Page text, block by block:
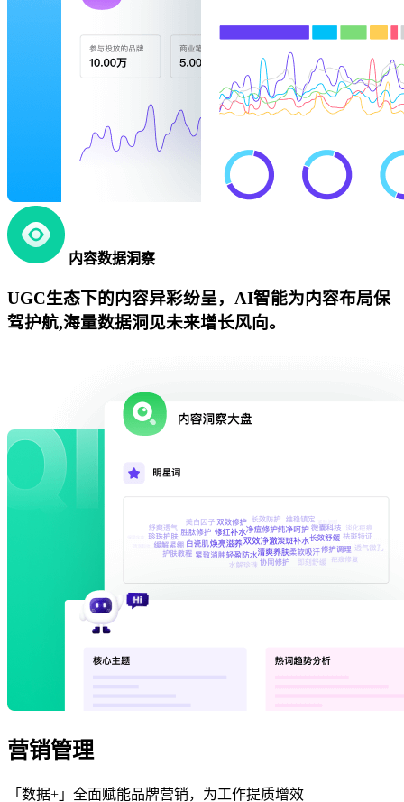
内容数据洞察
UGC生态下的内容异彩纷呈，AI智能为内容布局保
驾护航,海量数据洞见未来增长风向。
营销管理
「数据+」全面赋能品牌营销，为工作提质增效